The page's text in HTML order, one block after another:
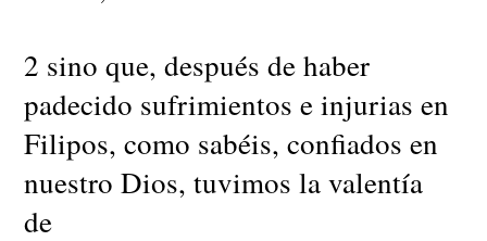
2 sino que, después de haber
padecido sufrimientos e injurias en
Filipos, como sabéis, confiados en
nuestro Dios, tuvimos la valentía
de